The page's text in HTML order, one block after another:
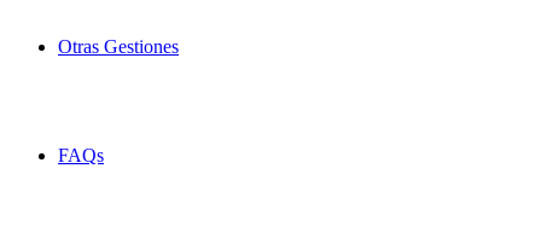
Otras Gestiones
FAQs